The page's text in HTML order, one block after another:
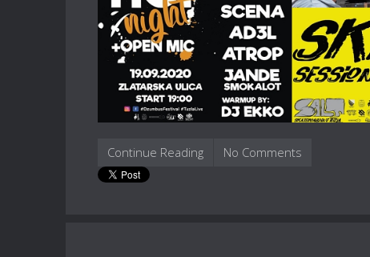
Continue Reading No Comments